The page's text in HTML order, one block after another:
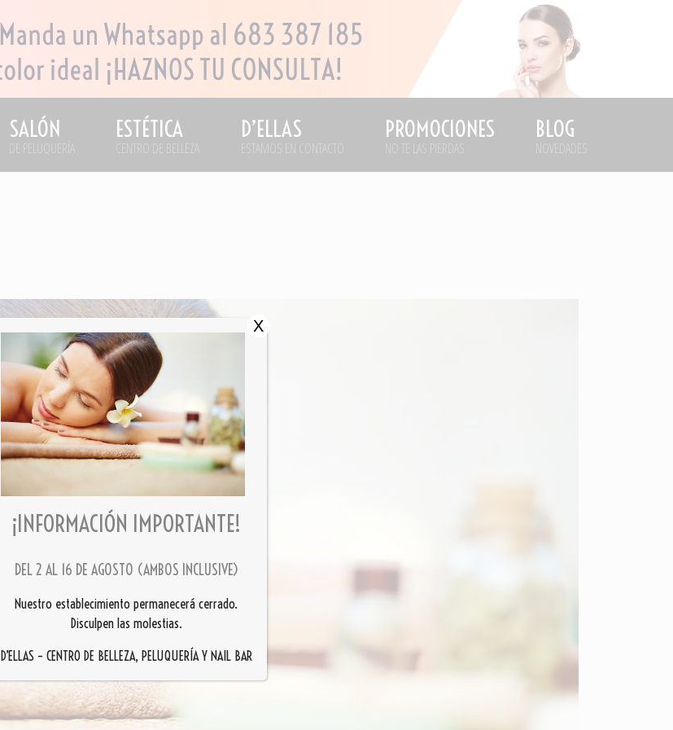
SALÓN
DE PELUQUERÍA
ESTÉTICA
CENTRO DE BELLEZA
D’ELLAS
ESTAMOS EN CONTACTO
PROMOCIONES
NO TE LAS PIERDAS
BLOG
NOVEDADES
¡INFORMACIÓN IMPORTANTE!
DEL 2 AL 16 DE AGOSTO (AMBOS INCLUSIVE)
Nuestro establecimiento permanecerá cerrado.
Disculpen las molestias.
D’ELLAS – CENTRO DE BELLEZA, PELUQUERÍA Y NAIL BAR
X